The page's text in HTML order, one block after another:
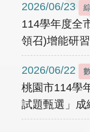
2026/06/23
114學年度全
領召)增能研習
2026/06/22
桃園市114學
試題甄選」成